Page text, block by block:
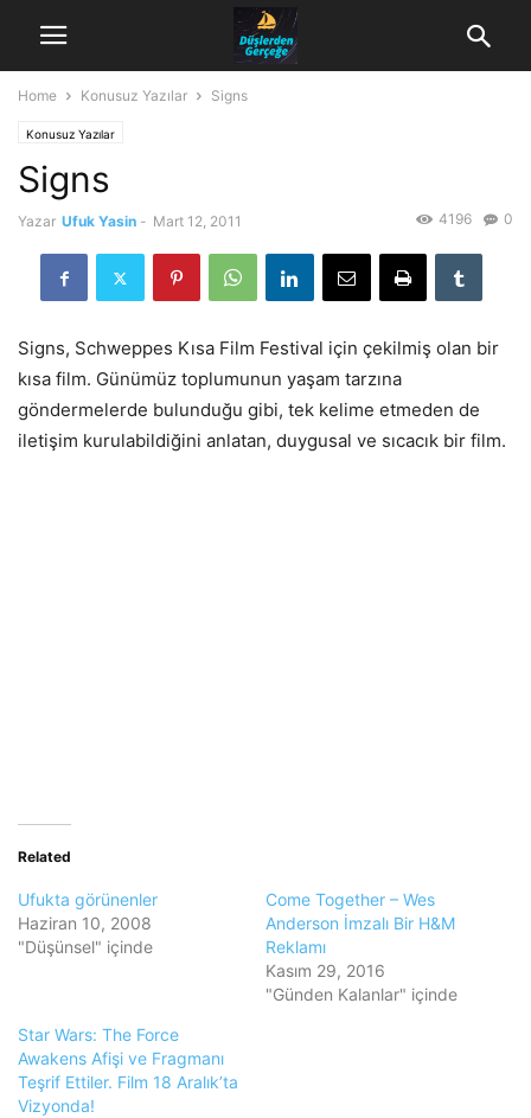
Home Konusuz Yazılar Signs
Konusuz Yazılar
Signs
Yazar Ufuk Yasin - Mart 12, 2011 0
4196
Signs, Schweppes Kısa Film Festival için çekilmiş olan bir
kısa film. Günümüz toplumunun yaşam tarzına
göndermelerde bulunduğu gibi, tek kelime etmeden de
iletişim kurulabildiğini anlatan, duygusal ve sıcacık bir film.
Related
Ufukta görünenler
Haziran 10, 2008
"Düşünsel" içinde
Come Together – Wes
Anderson İmzalı Bir H&M
Reklamı
Kasım 29, 2016
"Günden Kalanlar" içinde
Star Wars: The Force
Awakens Afişi ve Fragmanı
Teşrif Ettiler. Film 18 Aralık’ta
Vizyonda!